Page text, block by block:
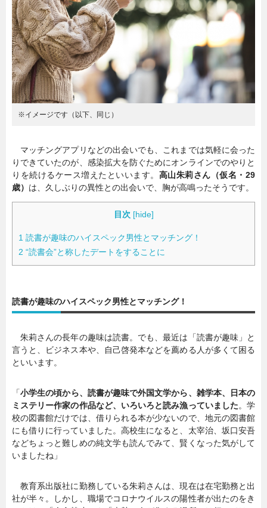
暮らし エンタメ
連載一覧
※イメージです（以下、同じ）
マッチングアプリなどの出会いでも、これまでは気軽に会った
りできていたのが、感染拡大を防ぐためにオンラインでのやりと
りを続けるケース増えたといいます。 高山朱莉さん（仮名・29
歳） は、久しぶりの異性との出会いで、胸が高鳴ったそうです。
目次 [hide]
1 読書が趣味のハイスペック男性とマッチング！
2 “読書会”と称したデートをすることに
読書が趣味のハイスペック男性とマッチング！
朱莉さんの長年の趣味は読書。でも、最近は「読書が趣味」と
言うと、ビジネス本や、自己啓発本などを薦める人が多くて困る
といいます。
「小学生の頃から、読書が趣味で外国文学から、雑学本、日本の
ミステリー作家の作品など、いろいろと読み漁っていました。学
校の図書館だけでは、借りられる本が少ないので、地元の図書館
にも借りに行っていました。高校生になると、太宰治、坂口安吾
などちょっと難しめの純文学も読んでみて、賢くなった気がして
いましたね」
教育系出版社に勤務している朱莉さんは、現在は在宅勤務と出
社が半々。しかし、職場でコロナウイルスの陽性者が出たのをき